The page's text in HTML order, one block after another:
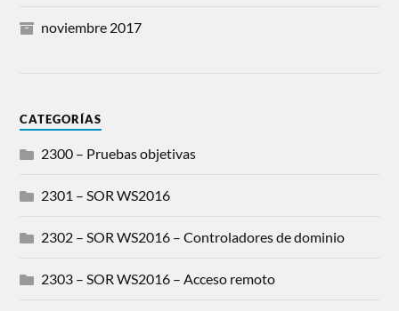
noviembre 2017
CATEGORÍAS
2300 – Pruebas objetivas
2301 – SOR WS2016
2302 – SOR WS2016 – Controladores de dominio
2303 – SOR WS2016 – Acceso remoto